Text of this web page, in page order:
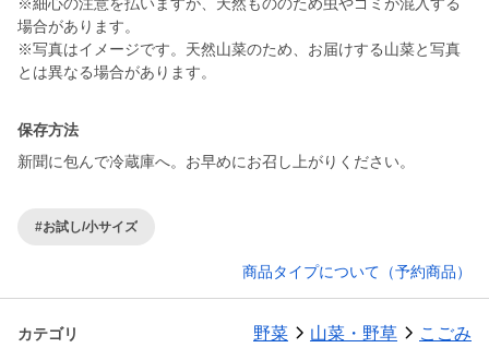
場合があります。
※写真はイメージです。天然山菜のため、お届けする山菜と写真
とは異なる場合があります。
保存方法
新聞に包んで冷蔵庫へ。お早めにお召し上がりください。
#お試し/小サイズ
商品タイプについて（予約商品）
カテゴリ 野菜 山菜・野草 こごみ